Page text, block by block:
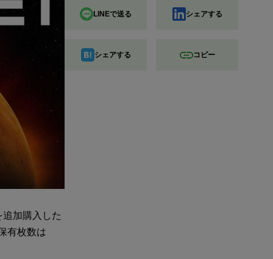
加購入した
有枚数は
LINEで送る シェアする
シェアする コピー